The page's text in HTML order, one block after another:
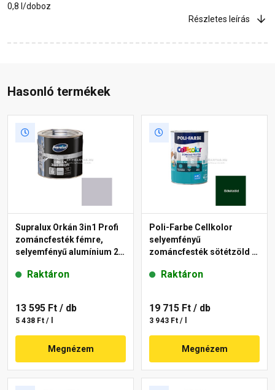
0,8 l/doboz
Részletes leírás
Hasonló termékek
Supralux Orkán 3in1 Profi
zománcfesték fémre,
selyemfényű alumínium 2,5
Raktáron
13 595 Ft / db
5 438 Ft / l
Megnézem
Poli-Farbe Cellkolor
selyemfényű
zománcfesték sötétzöld 5
Raktáron
19 715 Ft / db
3 943 Ft / l
Megnézem